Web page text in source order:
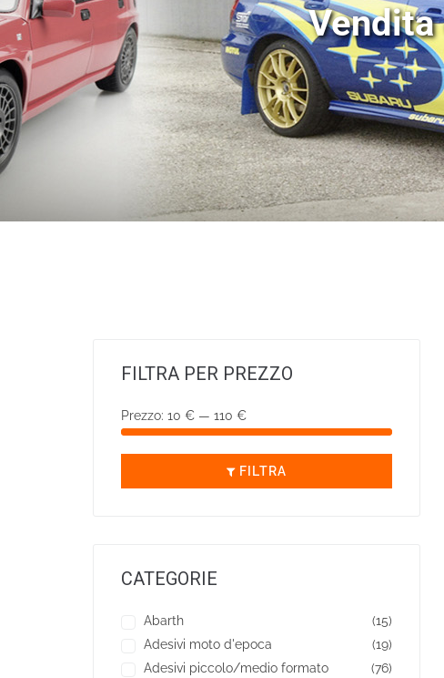
FILTRA PER PREZZO
FILTRA
Prezzo: 10 € — 110 €
CATEGORIE
Abarth
(15)
Adesivi moto d'epoca
(19)
Adesivi piccolo/medio formato
(76)